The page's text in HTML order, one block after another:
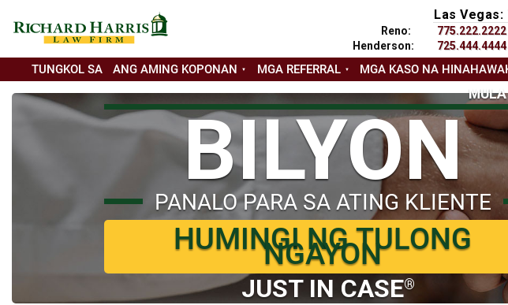
Las Vegas:
Reno:
775.222.2222
Henderson:
725.444.4444
TUNGKOL SA ANG AMING KOPONAN MGA REFERRAL MGA KASO NA
BILYON
PANALO PARA SA ATING KLIENTE
HUMINGI NG TULONG
NGAYON
JUST IN CASE®